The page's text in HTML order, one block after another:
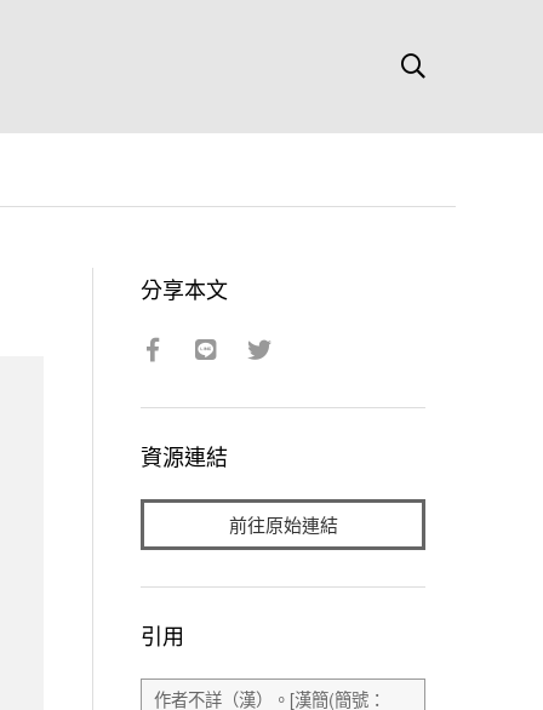
分享本文
資源連結
前往原始連結
引用